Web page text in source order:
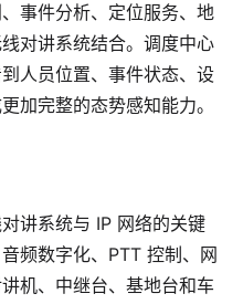
事件分析、定位服务、地
对讲系统结合。调度中心
人员位置、事件状态、设
加完整的态势感知能力。
讲系统与 IP 网络的关键
频数字化、PTT 控制、网
机、中继台、基地台和车